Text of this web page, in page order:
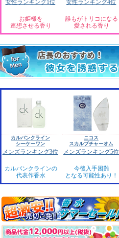
女性ランキング1位
お姫様を
連想させる香り
女性ランキング4位
誰もがトリコになる
愛される香り
カルバンクライン
シーケーワン
メンズランキング3位
カルバンクラインの
代表作香水
ニコス
スカルプチャーオム
メンズランキング5位
今後入手困難
となる可能性あり！